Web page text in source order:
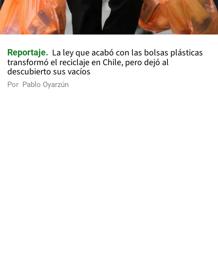
Reportaje
La ley que acabó con las bolsas plásticas
transformó el reciclaje en Chile, pero dejó al
descubierto sus vacíos
Por Pablo Oyarzún